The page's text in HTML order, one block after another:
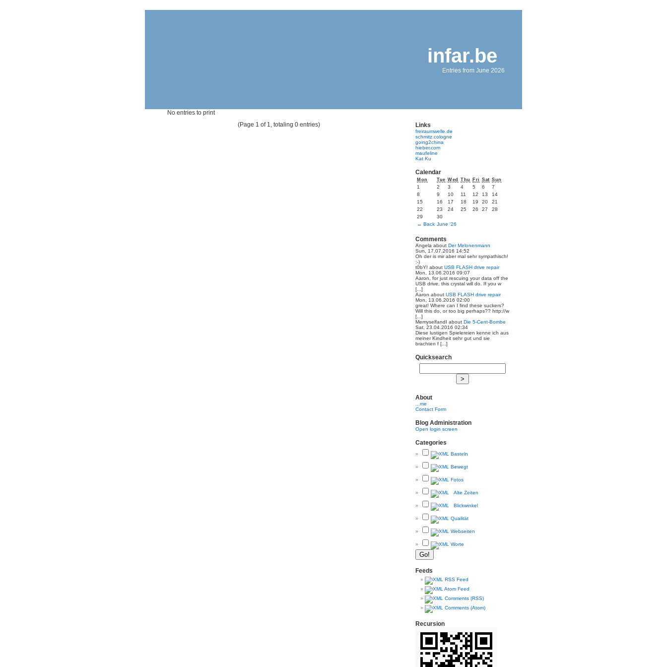
infar.be
Entries from June 2026
No entries to print
(Page 1 of 1, totaling 0 entries)
Links
freiraumwelle.de
schmitz.cologne
going2china
hieber.com
maufeline
Kat Ku
Calendar
Mon Tue Wed Thu Fri Sat Sun
← Back June '26
1 2 3 4 5 6
7
8
9 10 11 12 13
14
15
16 17 18 19 20
21
22
23 24 25 26 27
28
29
30
Comments
Angela about Der Melonenmann
Sun, 17.07.2016 14:52
Oh der is mir aber mal sehr sympathisch!
:-)
t0bY! about USB FLASH drive repair
Mon, 13.06.2016 09:07
Aaron, for just rescuing your data off the
USB drive, this crystal will do. If you w
[...]
Aaron about USB FLASH drive repair
Mon, 13.06.2016 02:00
great! Where can I find these suckers?
Will this do, or too big perhaps?? http://w
[...]
MemyselfandI about Die 5-Cent-Bombe
Sat, 23.04.2016 02:34
Diese lustigen Spielereien kenne ich aus
meiner Kindheit sehr gut und sie
brachten f [...]
Quicksearch
About
...me
Contact Form
Blog Administration
Open login screen
Categories
Basteln
Bewegt
Fotos
Alte Zeiten
Blickwinkel
Qualität
Webseiten
Worte
Feeds
RSS Feed
Atom Feed
Comments (RSS)
Comments (Atom)
Recursion